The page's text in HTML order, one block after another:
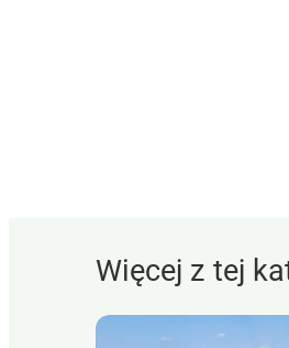
Więcej z tej